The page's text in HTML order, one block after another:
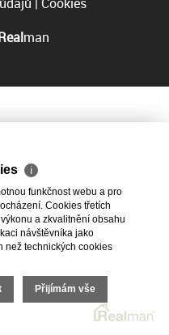
man
ℹ
funkčnost webu a pro
Cookies třetích
a zkvalitnění obsahu
návštěvníka jako
než technických cookies
Přijímám vše